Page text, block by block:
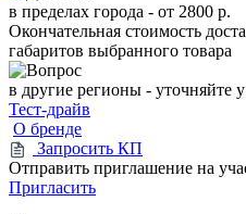
в пределах города - от 2800 р.
Окончательная стоимость
габаритов выбранного товара
в другие регионы - уточняйте
Тест-драйв
О бренде
Запросить КП
Отправить приглашение на
Пригласить